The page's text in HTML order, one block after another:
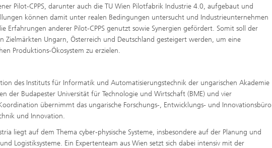
Pilot-CPPS, darunter auch die TU Wien Pilotfabrik Industrie 4.0, aufgebaut und
können damit unter realen Bedingungen untersucht und Industrieunternehmen
Erfahrungen anderer Pilot-CPPS genutzt sowie Synergien gefördert. Somit soll der
Zielmärkten Ungarn, Österreich und Deutschland gesteigert werden, um eine
Produktions-Ökosystem zu erzielen.
des Instituts für Informatik und Automatisierungstechnik der ungarischen Akademie
der Budapester Universität für Technologie und Wirtschaft (BME) und vier
übernimmt das ungarische Forschungs-, Entwicklungs- und Innovationsbüro
und Innovation.
liegt auf dem Thema cyber-physische Systeme, insbesondere auf der Planung und
Logistiksysteme. Ein Expertenteam aus Wien setzt sich dabei intensiv mit der